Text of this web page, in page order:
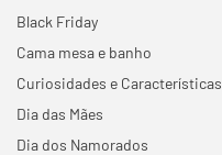
Black Friday
Cama mesa e banho
Curiosidades e Características
Dia das Mães
Dia dos Namorados